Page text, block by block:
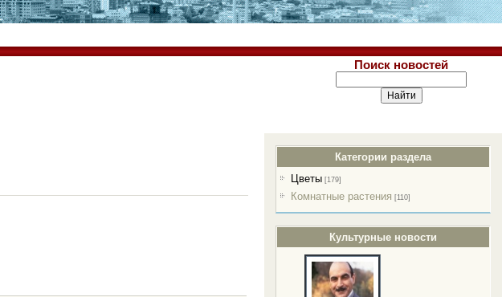
Поиск новостей
Категории раздела
Цветы [179]
Комнатные растения [110]
Культурные новости